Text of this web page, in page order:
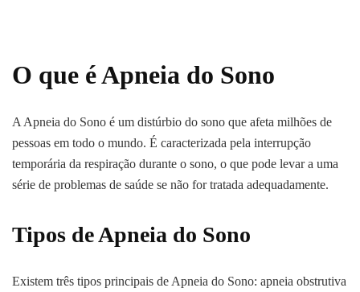
O que é Apneia do Sono
A Apneia do Sono é um distúrbio do sono que afeta milhões de
pessoas em todo o mundo. É caracterizada pela interrupção
temporária da respiração durante o sono, o que pode levar a uma
série de problemas de saúde se não for tratada adequadamente.
Tipos de Apneia do Sono
Existem três tipos principais de Apneia do Sono: apneia obstrutiva